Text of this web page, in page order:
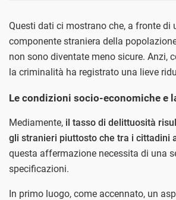
Questi dati ci mostrano che, a fronte di
componente straniera della
non sono diventate meno sicure. Anzi,
la criminalità ha registrato una lieve
Le condizioni socio-economiche e
Mediamente, il tasso di delittuosità
gli stranieri piuttosto che tra i cittadini
questa affermazione necessita di una
specificazioni.
In primo luogo, come accennato, un